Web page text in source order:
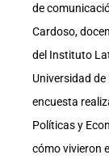
de
Cardoso,
del Instituto
Universidad
encuesta
Políticas y
cómo vivieron